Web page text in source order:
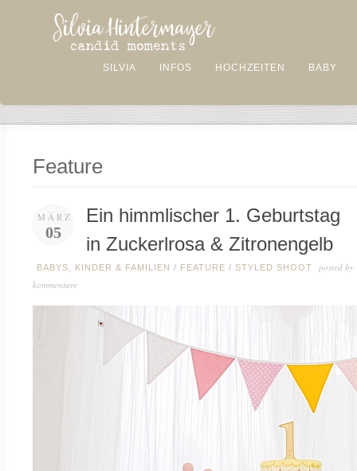
SILVIA INFOS HOCHZEITEN BABY
Feature
MÄRZ
05
Ein himmlischer 1. Geburtstag
in Zuckerlrosa & Zitronengelb
BABYS, KINDER & FAMILIEN / FEATURE / STYLED SHOOT
posted by
kommentare